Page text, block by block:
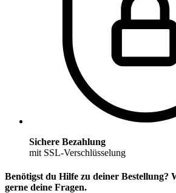
Sichere Bezahlung
mit SSL-Verschlüsselung
Benötigst du Hilfe zu deiner Bestellung?
gerne deine Fragen.